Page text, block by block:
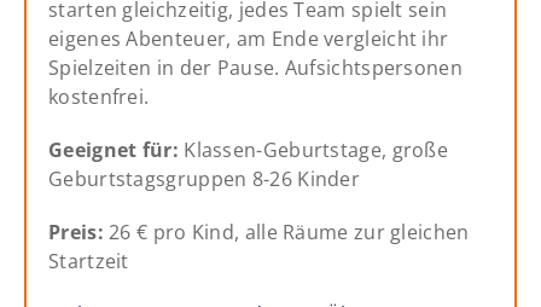
starten gleichzeitig, jedes Team spielt sein
eigenes Abenteuer, am Ende vergleicht ihr
Spielzeiten in der Pause. Aufsichtspersonen
kostenfrei.
Geeignet für: Klassen-Geburtstage, große
Geburtstagsgruppen 8-26 Kinder
Preis: 26 € pro Kind, alle Räume zur gleichen
Startzeit